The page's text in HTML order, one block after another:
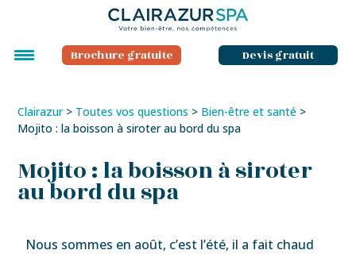
Brochure gratuite Devis gratuit
Clairazur> Toutes vos questions > Bien-être et santé >
Mojito : la boisson à siroter au bord du spa
Mojito : la boisson à siroter
au bord du spa
Nous sommes en août, c’est l’été, il a fait chaud